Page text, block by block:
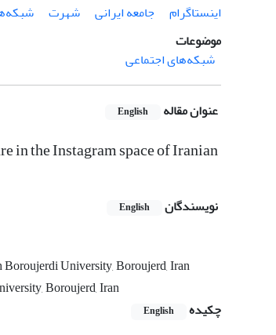
اینستاگرام
جامعه ایرانی شهرت
موضوعات
شبکه‌های اجتماعی
عنوان مقاله English
in the Instagram space of Iranian
نویسندگان English
University, Boroujerd, Iran
Boroujerd, Iran
چکیده
English